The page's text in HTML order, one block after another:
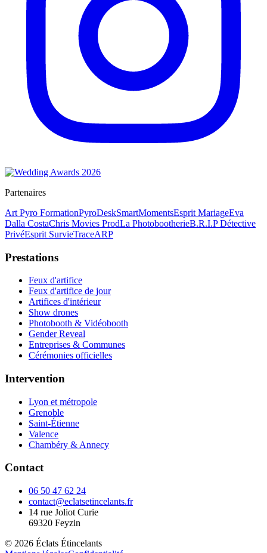
Partenaires
Art Pyro FormationPyroDeskSmartMomentsEsprit MariageEva
Dalla CostaChris Movies ProdLa PhotobootherieB.R.I.P Détective
PrivéEsprit SurvieTraceARP
Prestations
Feux d'artifice
Feux d'artifice de jour
Artifices d'intérieur
Show drones
Photobooth & Vidéobooth
Gender Reveal
Entreprises & Communes
Cérémonies officielles
Intervention
Lyon et métropole
Grenoble
Saint-Étienne
Valence
Chambéry & Annecy
Contact
06 50 47 62 24
contact@eclatsetincelants.fr
14 rue Joliot Curie
69320 Feyzin
© 2026 Éclats Étincelants